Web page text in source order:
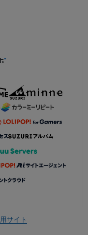
サイト